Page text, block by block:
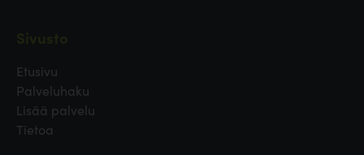
Etusivu
Palveluhaku
Lisää palvelu
Tietoa